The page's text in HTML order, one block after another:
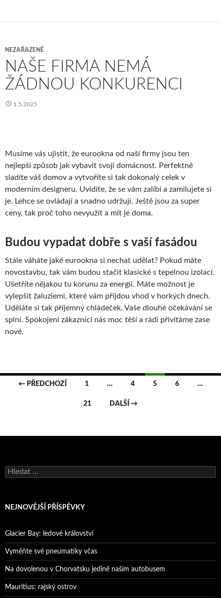
NEZAŘAZENÉ
NAŠE FIRMA NEMÁ
ŽÁDNOU KONKURENCI
1.5.2025
Musíme vás ujistit, že eurookna od naší firmy jsou ten
nejlepší způsob jak vybavit svoji domácnost. Perfektně
sladíte váš domov a vytvoříte si tak dokonalý celek v
moderním designeru. Uvidíte, že se vám zalíbí a zamilujete si
je. Lehce se ovládají a snadno udržují. Ještě jsou za super
ceny, tak proč toho nevyužít a mít je doma.
Budou vypadat dobře s vaší fasádou
Stále váháte jaké eurookna si nechat udělat? Pokud máte
novostavbu, tak vám budou stačit klasické s tepelnou izolací.
Ušetříte nějakou tu korunu za energii. Máte možnost je
vylepšit žaluziemi, které vám přijdou vhod v horkých dnech.
Uděláte si tak příjemný chládeček. Vaše dlouhé očekávání se
splní. Spokojení zákazníci nás moc těší a rádi přivítáme zase
nové.
Navigace
← PŘEDCHOZÍ 1 … 4 5 6 …
21 DALŠÍ →
Vyhledávání
NEJNOVĚJŠÍ PŘÍSPĚVKY
Glacier Bay: ledové království
Vyměňte své pneumatiky včas
Na dovolenou v Chorvatsku jedině naším autobusem
Mauritius: rajský ostrov